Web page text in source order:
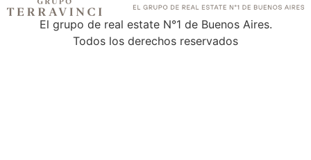
El grupo de real estate N°1 de Buenos Aires.
Todos los derechos reservados